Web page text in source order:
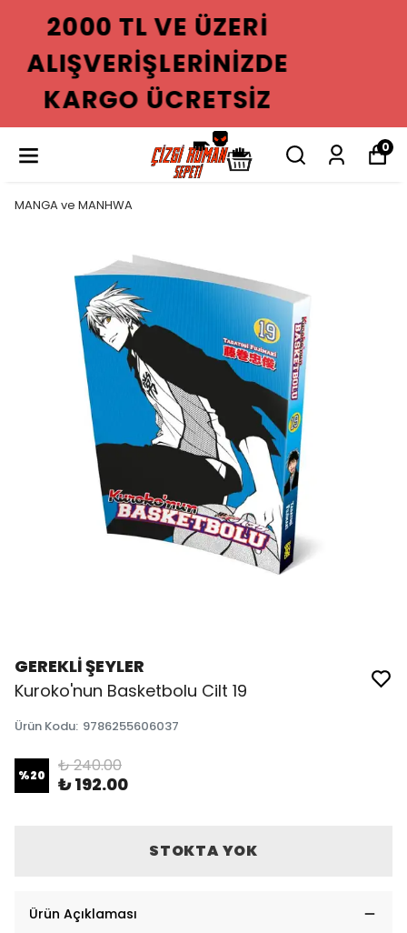
2000 TL VE ÜZERI
ALIŞVERIŞLERINIZDE
KARGO ÜCRETSIZ
0
MANGA ve MANHWA
GEREKLİ ŞEYLER
Kuroko'nun Basketbolu Cilt 19
Ürün Kodu: 9786255606037
%20 ₺ 240.00
₺ 192.00
STOKTA YOK
Ürün Açıklaması